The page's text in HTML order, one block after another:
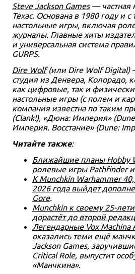
Steve Jackson Games— частная
Техас. Основана в 1980 году и с
настольные игры, включая
журналы. Главные хиты
и универсальная система
GURPS.
Dire Wolf(или Dire Wolf Digital)
студия из Денвера, Колорадо,
как цифровые, так и
настольные игры (с полем и
компания известна по таким
(Clank!), «Дюна: Империя»
Империя. Восстание» (Dune:
Читайте также:
Ближайшие планы Hobby
ролевые игры Pathfinder и
К Munchkin Warhammer
2026 года выйдет
Gore.
Munchkin к своему 25-
дорастёт до второй
Легендарные Vox Machina
оказались теми ещё
Jackson Games,
Critical Role, выпустит
«Манчкина».